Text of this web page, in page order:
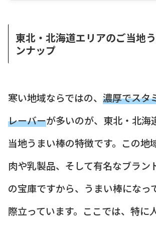
東北・北海道エリアのご当地
ンナップ
寒い地域ならではの、 濃厚でスタ
レーバーが多いのが、東北・北海
当地うまい棒の特徴です。この地
肉や乳製品、そして有名なブラン
の宝庫ですから、うまい棒になっ
際立っています。ここでは、特に